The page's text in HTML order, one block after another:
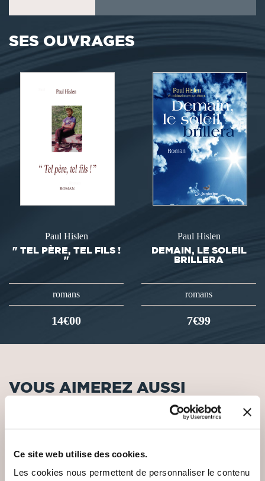
Ce site web utilise des cookies.
Les cookies nous permettent de personnaliser le contenu
SES OUVRAGES
Paul Hislen
" TEL PÈRE, TEL FILS !
"
romans
14€00
Paul Hislen
DEMAIN, LE SOLEIL
BRILLERA
romans
7€99
VOUS AIMEREZ AUSSI
NEW